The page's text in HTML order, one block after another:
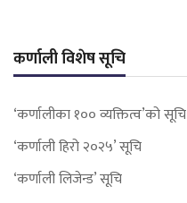
कर्णाली विशेष सूचि
‘कर्णालीका १०० व्यक्तित्व’को सूचि
‘कर्णाली हिरो २०२५’ सूचि
‘कर्णाली लिजेन्ड’ सूचि